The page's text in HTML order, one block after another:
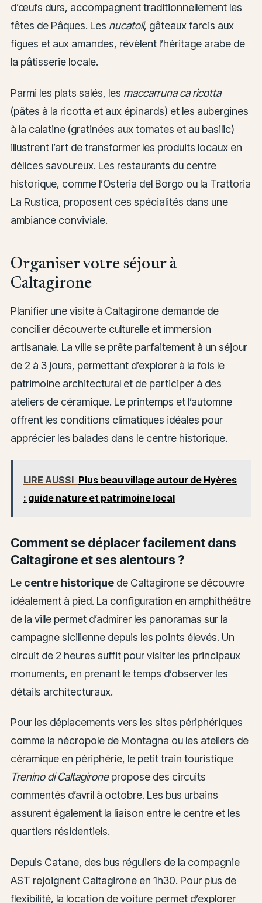
d’œufs durs, accompagnent traditionnellement les
fêtes de Pâques. Les nucatoli, gâteaux farcis aux
figues et aux amandes, révèlent l’héritage arabe de
la pâtisserie locale.
Parmi les plats salés, les maccarruna ca ricotta
(pâtes à la ricotta et aux épinards) et les aubergines
à la calatine (gratinées aux tomates et au basilic)
illustrent l’art de transformer les produits locaux en
délices savoureux. Les restaurants du centre
historique, comme l’Osteria del Borgo ou la Trattoria
La Rustica, proposent ces spécialités dans une
ambiance conviviale.
Organiser votre séjour à
Caltagirone
Planifier une visite à Caltagirone demande de
concilier découverte culturelle et immersion
artisanale. La ville se prête parfaitement à un séjour
de 2 à 3 jours, permettant d’explorer à la fois le
patrimoine architectural et de participer à des
ateliers de céramique. Le printemps et l’automne
offrent les conditions climatiques idéales pour
apprécier les balades dans le centre historique.
LIRE AUSSI Plus beau village autour de Hyères
: guide nature et patrimoine local
Comment se déplacer facilement dans
Caltagirone et ses alentours ?
Le centre historiquede Caltagirone se découvre
idéalement à pied. La configuration en amphithéâtre
de la ville permet d’admirer les panoramas sur la
campagne sicilienne depuis les points élevés. Un
circuit de 2 heures suffit pour visiter les principaux
monuments, en prenant le temps d’observer les
détails architecturaux.
Pour les déplacements vers les sites périphériques
comme la nécropole de Montagna ou les ateliers de
céramique en périphérie, le petit train touristique
Trenino di Caltagironepropose des circuits
commentés d’avril à octobre. Les bus urbains
assurent également la liaison entre le centre et les
quartiers résidentiels.
Depuis Catane, des bus réguliers de la compagnie
AST rejoignent Caltagirone en 1h30. Pour plus de
flexibilité, la location de voiture permet d’explorer